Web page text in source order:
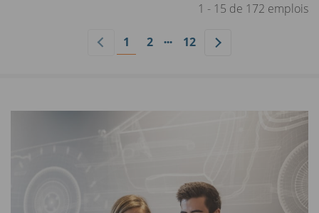
1 - 15 de 172 emplois
1 2 ••• 12